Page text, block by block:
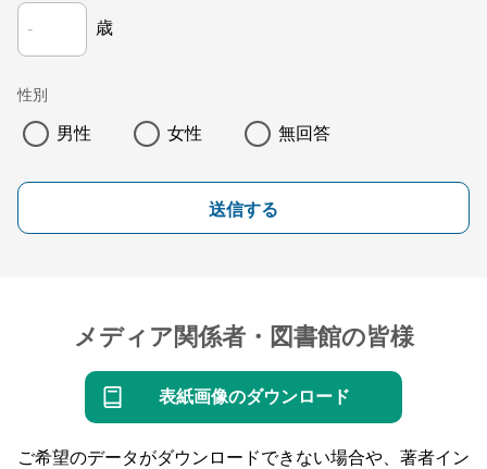
歳
性別
男性 女性 無回答
送信する
メディア関係者・図書館の皆様
表紙画像のダウンロード
ご希望のデータがダウンロードできない場合や、著者イン